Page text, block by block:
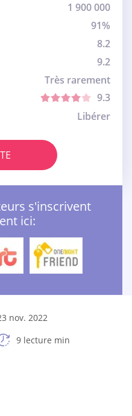
1 900 000
91%
8.2
9.2
Très rarement
9.3
Libérer
s'inscrivent
ici:
nov. 2022
9 lecture min